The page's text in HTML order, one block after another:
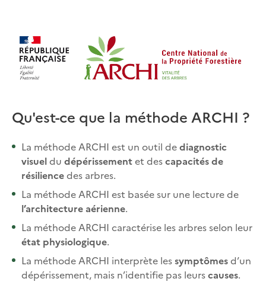
Qu'est-ce que la méthode ARCHI ?
La méthode ARCHI est un outil dediagnostic
visueldu dépérissementet descapacités de
résiliencedes arbres.
La méthode ARCHI est basée sur une lecture de
l’architecture aérienne.
La méthode ARCHI caractérise les arbres selon leur
état physiologique.
La méthode ARCHI interprète lessymptômesd’un
dépérissement, mais n’identifie pas leurscauses.